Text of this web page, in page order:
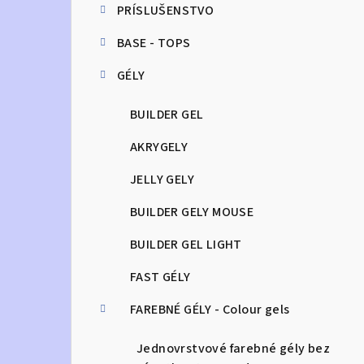
PRÍSLUŠENSTVO
BASE - TOPS
GÉLY
BUILDER GEL
AKRYGELY
JELLY GELY
BUILDER GELY MOUSE
BUILDER GEL LIGHT
FAST GÉLY
FAREBNÉ GÉLY - Colour gels
Jednovrstvové farebné gély bez